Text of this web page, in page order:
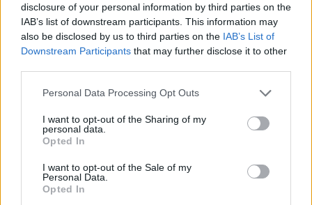
disclosure of your personal information by third parties on the
IAB’s list of downstream participants. This information may
also be disclosed by us to third parties on the IAB’s List of
Downstream Participants that may further disclose it to other
Personal Data Processing Opt Outs
I want to opt-out of the Sharing of my
personal data.
Opted In
I want to opt-out of the Sale of my
Personal Data.
Opted In
- +
Hmotnosť:
9.61 kg
EU smernica: